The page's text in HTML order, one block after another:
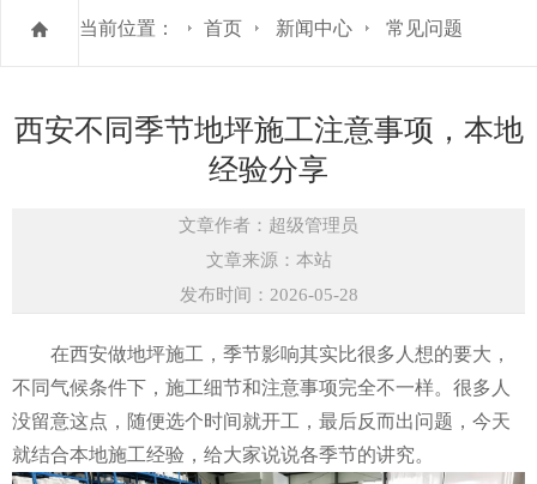
当前位置： 首页 新闻中心 常见问题
西安不同季节地坪施工注意事项，本地
经验分享
文章作者：超级管理员
文章来源：本站
发布时间：2026-05-28
在西安做地坪施工，季节影响其实比很多人想的要大，
不同气候条件下，施工细节和注意事项完全不一样。很多人
没留意这点，随便选个时间就开工，最后反而出问题，今天
就结合本地施工经验，给大家说说各季节的讲究。